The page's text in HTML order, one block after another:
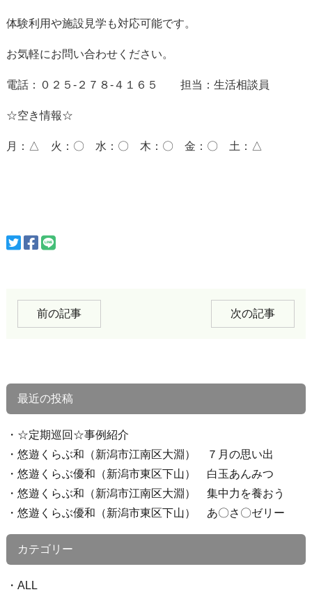
体験利用や施設見学も対応可能です。
お気軽にお問い合わせください。
電話：０２５-２７８-４１６５ 担当：生活相談員
☆空き情報☆
月：△ 火：〇 水：〇 木：〇 金：〇 土：△
前の記事 次の記事
最近の投稿
☆定期巡回☆事例紹介
悠遊くらぶ和（新潟市江南区大淵） ７月の思い出
悠遊くらぶ優和（新潟市東区下山） 白玉あんみつ
悠遊くらぶ和（新潟市江南区大淵） 集中力を養おう
悠遊くらぶ優和（新潟市東区下山） あ〇さ〇ゼリー
カテゴリー
ALL